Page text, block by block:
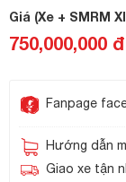
Giá (Xe + SMRM
750,000,000 đ
Fanpage
Hướng dẫn
Giao xe tận